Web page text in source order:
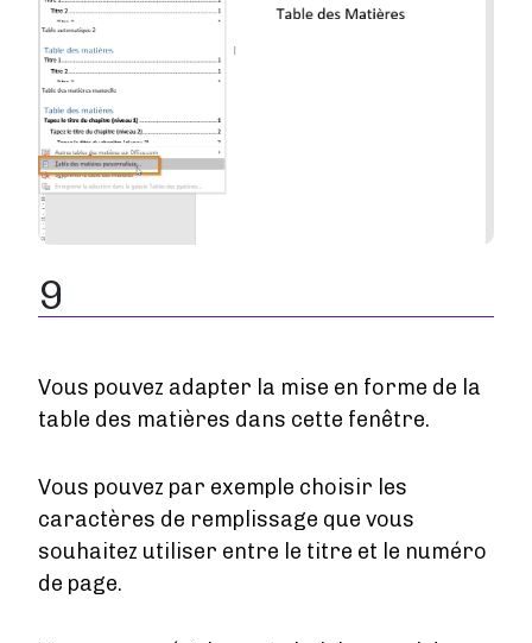
9
Vous pouvez adapter la mise en forme de la
table des matières dans cette fenêtre.
Vous pouvez par exemple choisir les
caractères de remplissage que vous
souhaitez utiliser entre le titre et le numéro
de page.